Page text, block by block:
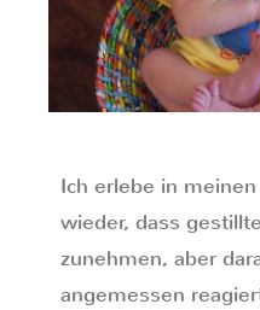
Ich erlebe in
wieder, dass
zunehmen, aber
angemessen